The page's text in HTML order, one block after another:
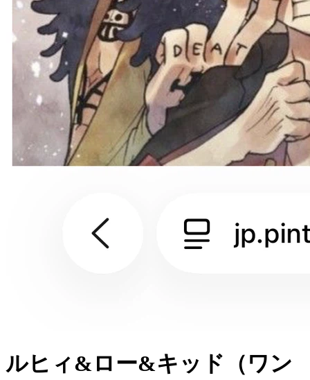
ルヒィ&ロー&キッド（ワン